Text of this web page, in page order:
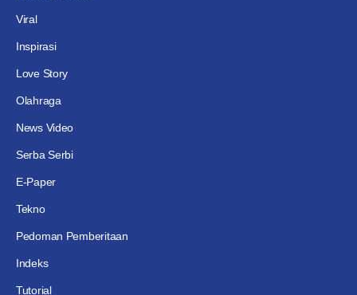
Viral
Inspirasi
Love Story
Olahraga
News Video
Serba Serbi
E-Paper
Tekno
Pedoman Pemberitaan
Indeks
Tutorial